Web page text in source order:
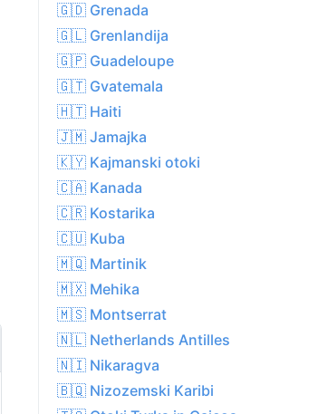
sob. 8. avg.
🇬🇩 Grenada
🇬🇱 Grenlandija
🇬🇵 Guadeloupe
🇬🇹 Gvatemala
🇭🇹 Haiti
🇯🇲 Jamajka
🇰🇾 Kajmanski otoki
🇨🇦 Kanada
🇨🇷 Kostarika
🇨🇺 Kuba
🇲🇶 Martinik
🇲🇽 Mehika
🇲🇸 Montserrat
🇳🇱 Netherlands Antilles
🇳🇮 Nikaragva
🇧🇶 Nizozemski Karibi